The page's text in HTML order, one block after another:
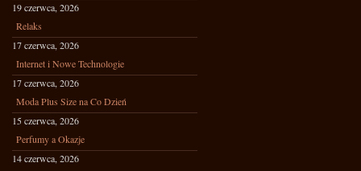
19 czerwca, 2026
Relaks
17 czerwca, 2026
Internet i Nowe Technologie
17 czerwca, 2026
Moda Plus Size na Co Dzień
15 czerwca, 2026
Perfumy a Okazje
14 czerwca, 2026